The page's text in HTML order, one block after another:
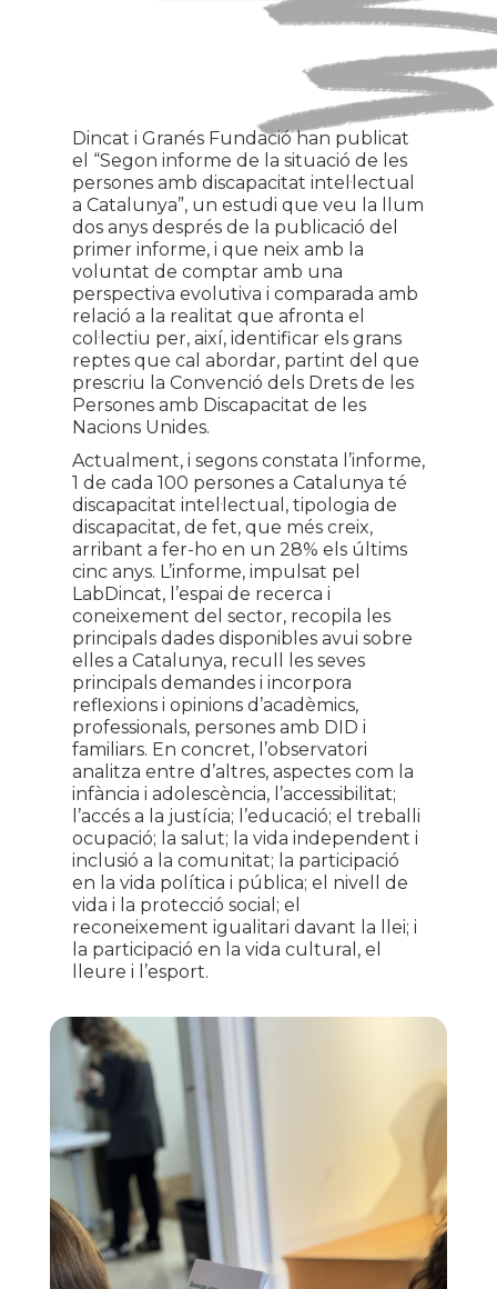
Dincat i Granés Fundació han publicat
el “Segon informe de la situació de les
persones amb discapacitat intel·lectual
a Catalunya”, un estudi que veu la llum
dos anys després de la publicació del
primer informe, i que neix amb la
voluntat de comptar amb una
perspectiva evolutiva i comparada amb
relació a la realitat que afronta el
col·lectiu per, així, identificar els grans
reptes que cal abordar, partint del que
prescriu la Convenció dels Drets de les
Persones amb Discapacitat de les
Nacions Unides.
Actualment, i segons constata l’informe,
1 de cada 100 persones a Catalunya té
discapacitat intel·lectual, tipologia de
discapacitat, de fet, que més creix,
arribant a fer-ho en un 28% els últims
cinc anys. L’informe, impulsat pel
LabDincat, l’espai de recerca i
coneixement del sector, recopila les
principals dades disponibles avui sobre
elles a Catalunya, recull les seves
principals demandes i incorpora
reflexions i opinions d’acadèmics,
professionals, persones amb DID i
familiars. En concret, l’observatori
analitza entre d’altres, aspectes com la
infància i adolescència, l’accessibilitat;
l’accés a la justícia; l’educació; el treballi
ocupació; la salut; la vida independent i
inclusió a la comunitat; la participació
en la vida política i pública; el nivell de
vida i la protecció social; el
reconeixement igualitari davant la llei; i
la participació en la vida cultural, el
lleure i l’esport.